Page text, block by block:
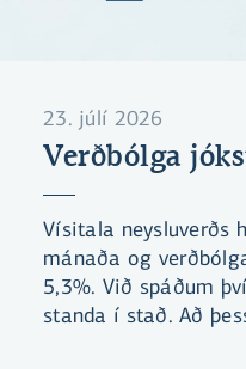
23. júlí 2026
Verðbólga
Vísitala neysluverðs
mánaða og
5,3%. Við spáðum
standa í stað. Að